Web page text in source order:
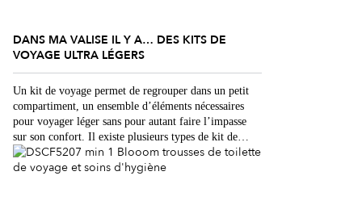
DANS MA VALISE IL Y A… DES KITS DE
VOYAGE ULTRA LÉGERS
Un kit de voyage permet de regrouper dans un petit
compartiment, un ensemble d’éléments nécessaires
pour voyager léger sans pour autant faire l’impasse
sur son confort. Il existe plusieurs types de kit de
voyage : des kits de survie, des kits beauté, des kits
confort, et j’en passe. Pour vous guider dans vos